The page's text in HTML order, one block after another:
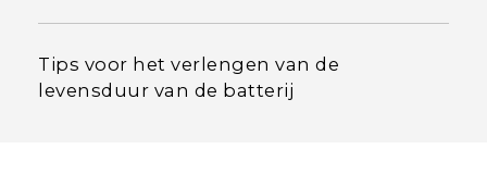
Tips voor het verlengen van de
levensduur van de batterij